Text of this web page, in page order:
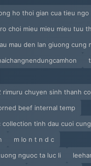
ho thoi gian cua tieu ngo
choi mieu mieu mieu tuu
mau den lan giuong cung
rimuru chuyen sinh thanh
beef internal temp
tinh dau cuoi cung
m lo n t n d c
nguoc ta luc li